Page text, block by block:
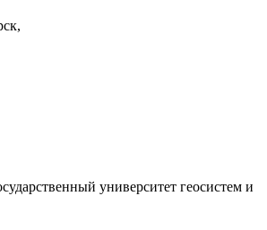
университет геосистем и